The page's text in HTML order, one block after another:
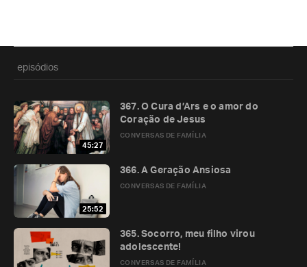
episódios
45:27
CONVERSAS DE FAMÍLIA
367. O Cura d’Ars e o amor do
Coração de Jesus
25:52
CONVERSAS DE FAMÍLIA
366. A Geração Ansiosa
CONVERSAS DE FAMÍLIA
365. Socorro, meu filho virou
adolescente!